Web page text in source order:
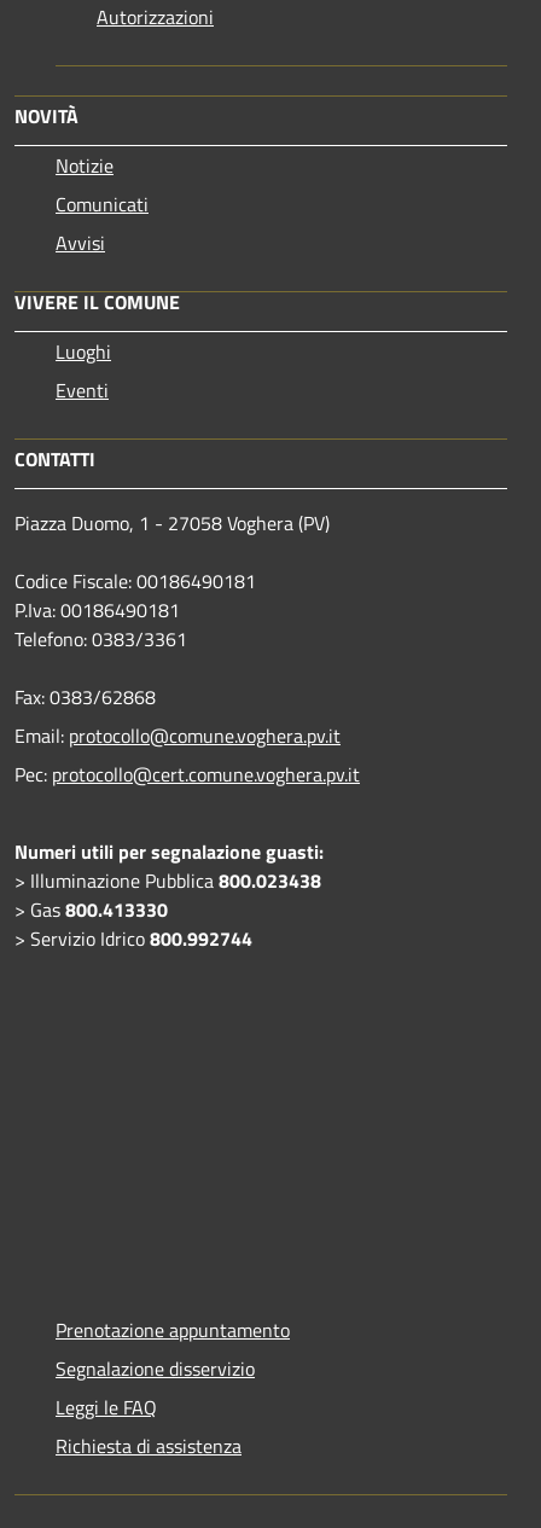
Autorizzazioni
NOVITÀ
Notizie
Comunicati
Avvisi
VIVERE IL COMUNE
Luoghi
Eventi
CONTATTI
Piazza Duomo, 1 - 27058 Voghera (PV)
Codice Fiscale: 00186490181
P.Iva: 00186490181
Telefono:0383/3361
Fax:0383/62868
Email: protocollo@comune.voghera.pv.it
Pec: protocollo@cert.comune.voghera.pv.it
Numeri utili per segnalazione guasti:
> Illuminazione Pubblica800.023438
> Gas800.413330
> Servizio Idrico800.992744
Prenotazione appuntamento
Segnalazione disservizio
Leggi le FAQ
Richiesta di assistenza